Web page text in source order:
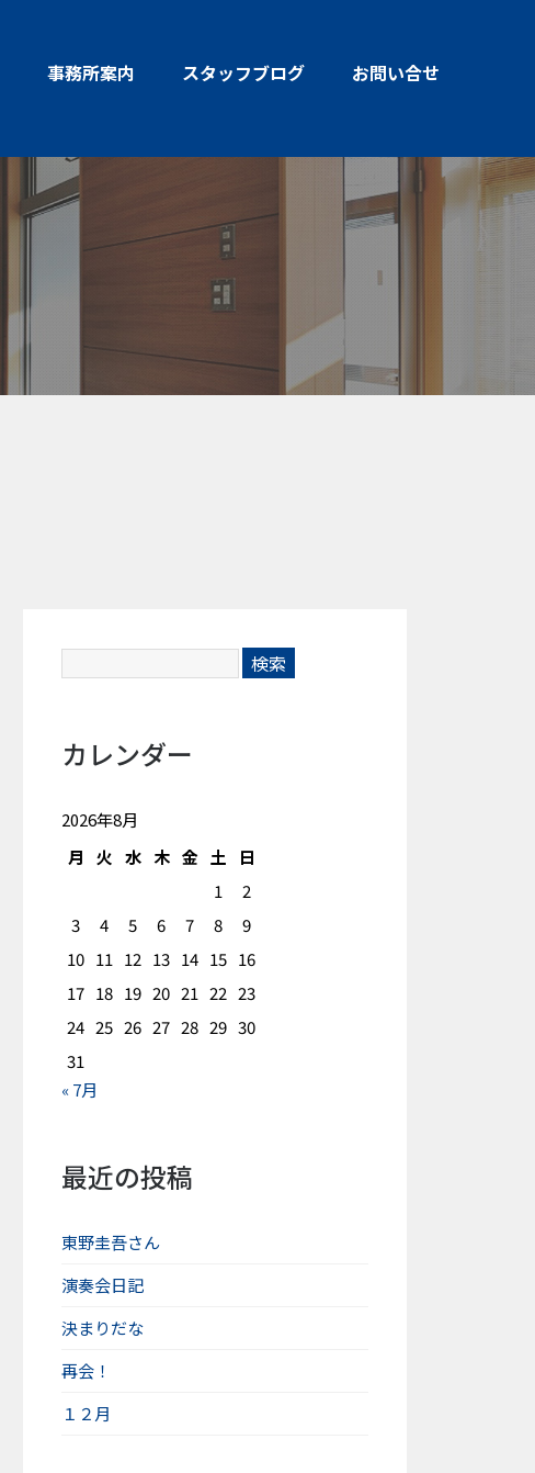
事務所案内 スタッフブログ お問い合せ
カレンダー
2026年8月
月
火 水 木 金 土
日
1
2
3
4 5 6 7 8
9
10 11 12 13 14 15 16
17 18 19 20 21 22 23
24 25 26 27 28 29 30
31
« 7月
最近の投稿
東野圭吾さん
演奏会日記
決まりだな
再会！
１２月